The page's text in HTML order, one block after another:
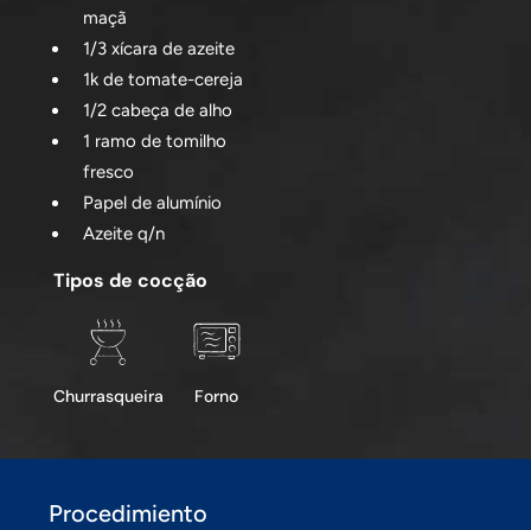
maçã
1/3 xícara de azeite
1k de tomate-cereja
1/2 cabeça de alho
1 ramo de tomilho
fresco
Papel de alumínio
Azeite q/n
Tipos de cocção
Churrasqueira Forno
Procedimiento